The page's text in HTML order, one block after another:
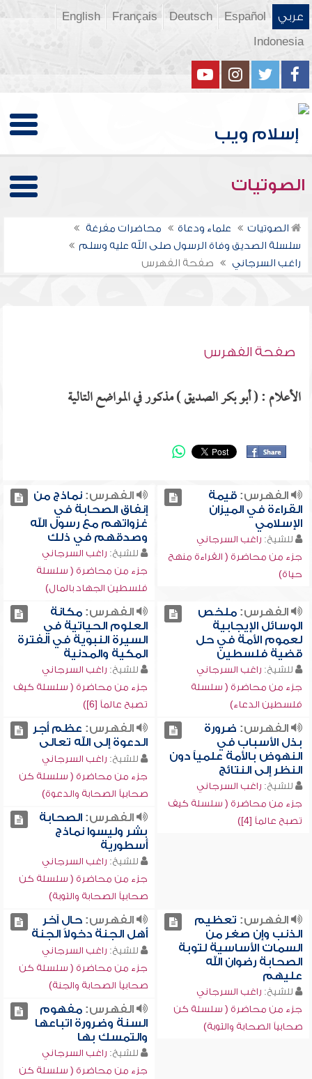
عربي Español
Deutsch
Français
English
Indonesia
الصوتيات
الصوتيات علماء ودعاة
محاضرات مفرغة
سلسلة الصديق وفاة الرسول صلى الله عليه وسلم
راغب السرجاني
صفحة الفهرس
صفحة الفهرس
الأعلام : ( أبو بكر الصديق ) مذكور في المواضع التالية
الفهرس:قيمة
القراءة في الميزان
الإسلامي
للشيخ: راغب السرجاني
جزء من محاضرة ( القراءة منهج
حياة)
الفهرس:نماذج من
إنفاق الصحابة في
غزواتهم مع رسول الله
وصدقهم في ذلك
للشيخ: راغب السرجاني
جزء من محاضرة ( سلسلة
فلسطين الجهاد بالمال)
الفهرس:ملخص
الوسائل الإيجابية
لعموم الأمة في حل
قضية فلسطين
للشيخ: راغب السرجاني
جزء من محاضرة ( سلسلة
فلسطين الدعاء)
الفهرس:مكانة
العلوم الحياتية في
السيرة النبوية في الفترة
المكية والمدنية
للشيخ: راغب السرجاني
جزء من محاضرة ( سلسلة كيف
تصبح عالماً [6])
الفهرس: ضرورة
بذل الأسباب في
النهوض بالأمة علمياً دون
النظر إلى النتائج
للشيخ: راغب السرجاني
جزء من محاضرة ( سلسلة كيف
تصبح عالماً [4])
الفهرس: عظم أجر
الدعوة إلى الله تعالى
للشيخ: راغب السرجاني
جزء من محاضرة ( سلسلة كن
صحابياً الصحابة والدعوة)
الفهرس:الصحابة
بشر وليسوا نماذج
أسطورية
للشيخ: راغب السرجاني
جزء من محاضرة ( سلسلة كن
صحابياً الصحابة والتوبة)
الفهرس: تعظيم
الذنب وإن صغر من
السمات الأساسية لتوبة
الصحابة رضوان الله
عليهم
للشيخ: راغب السرجاني
جزء من محاضرة ( سلسلة كن
صحابياً الصحابة والتوبة)
الفهرس:حال آخر
أهل الجنة دخولاً الجنة
للشيخ: راغب السرجاني
جزء من محاضرة ( سلسلة كن
صحابياً الصحابة والجنة)
الفهرس:مفهوم
السنة وضرورة اتباعها
والتمسك بها
للشيخ: راغب السرجاني
جزء من محاضرة ( سلسلة كن